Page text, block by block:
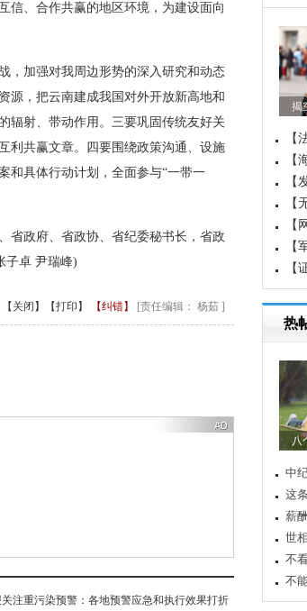
信、合作共赢的地区环境，为建设面向
加强对我周边形势的深入研究和动态
源，把云南建成我国对外开放新高地和
辐射、带动作用。三要巩固传统友好关
利共赢文章。四要围绕政策沟通、设施
和具体行动计划，全面参与“一带一
政府、省政协、省纪委秘书长，省政
子卓 尹瑞峰)
【关闭】 【打印】 【纠错】 [责任编辑： 杨茹 ]
关注重污染预警：各地预警应急和执行效果打折
揭
【
【
国
【
白
【
【
【
界
【
重
热
晚
聚
农
高
苏
还
腐